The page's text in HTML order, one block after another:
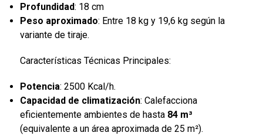
Profundidad: 18 cm
Peso aproximado: Entre 18 kg y 19,6 kg según la
variante de tiraje.
Características Técnicas Principales:
Potencia: 2500 Kcal/h.
Capacidad de climatización: Calefacciona
eficientemente ambientes de hasta 84 m³
(equivalente a un área aproximada de 25 m²).